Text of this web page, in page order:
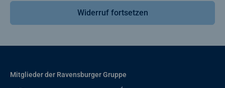
Widerruf fortsetzen
Mitglieder der Ravensburger Gruppe